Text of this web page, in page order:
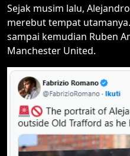
Sejak musim lalu,
merebut tempat
sampai kemudian Ruben
Manchester United.